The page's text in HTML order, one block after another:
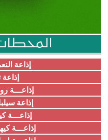
إذاعة
إذاعـــة
إذاعة
إذاعـــة
إذاعـــة